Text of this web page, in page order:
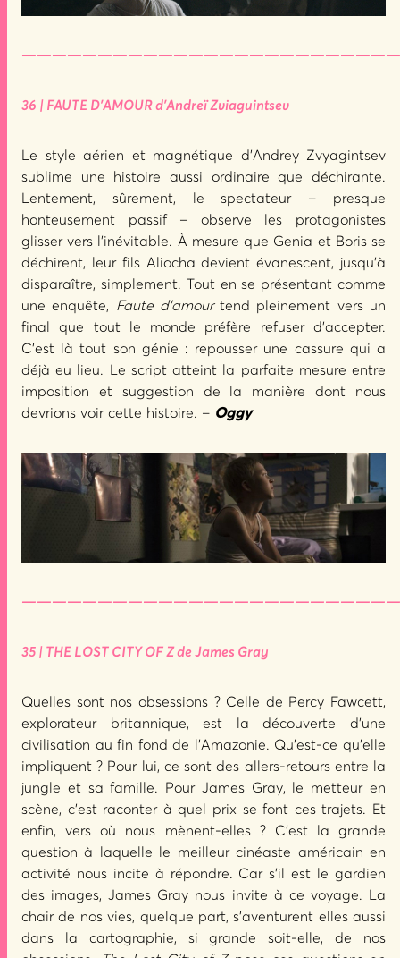
36 | FAUTE D’AMOUR d’Andreï Zviaguintsev
Le style aérien et magnétique d’Andrey Zvyagintsev
sublime une histoire aussi ordinaire que déchirante.
Lentement, sûrement, le spectateur – presque
honteusement passif – observe les protagonistes
glisser vers l’inévitable. À mesure que Genia et Boris se
déchirent, leur fils Aliocha devient évanescent, jusqu’à
disparaître, simplement. Tout en se présentant comme
une enquête, Faute d’amourtend pleinement vers un
final que tout le monde préfère refuser d’accepter.
C’est là tout son génie : repousser une cassure qui a
déjà eu lieu. Le script atteint la parfaite mesure entre
imposition et suggestion de la manière dont nous
devrions voir cette histoire. – Oggy
35 | THE LOST CITY OF Z de James Gray
Quelles sont nos obsessions ? Celle de Percy Fawcett,
explorateur britannique, est la découverte d’une
civilisation au fin fond de l’Amazonie. Qu’est-ce qu’elle
impliquent ? Pour lui, ce sont des allers-retours entre la
jungle et sa famille. Pour James Gray, le metteur en
scène, c’est raconter à quel prix se font ces trajets. Et
enfin, vers où nous mènent-elles ? C’est la grande
question à laquelle le meilleur cinéaste américain en
activité nous incite à répondre. Car s’il est le gardien
des images, James Gray nous invite à ce voyage. La
chair de nos vies, quelque part, s’aventurent elles aussi
dans la cartographie, si grande soit-elle, de nos